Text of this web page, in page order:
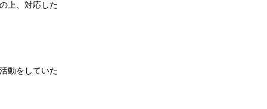
上、対応した
動をしていた